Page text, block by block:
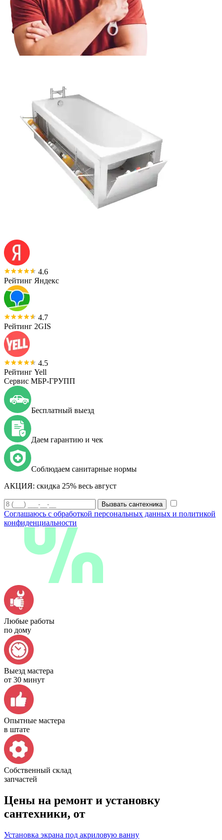
4.6
Рейтинг Яндекс
4.7
Рейтинг 2GIS
4.5
Рейтинг Yell
Сервис МБР-ГРУПП
Бесплатный выезд
Даем гарантию и чек
Соблюдаем санитарные нормы
АКЦИЯ: скидка 25% весь август
Вызвать сантехника
Соглашаюсь с обработкой персональных данных и политикой
конфиденциальности
Любые работы
по дому
Выезд мастера
от 30 минут
Опытные мастера
в штате
Собственный склад
запчастей
Цены на ремонт и установку
сантехники, от
Установка экрана под акриловую ванну